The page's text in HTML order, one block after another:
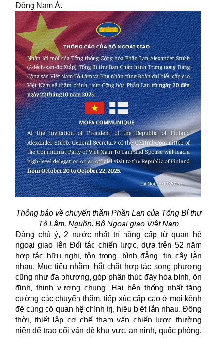
Đông Nam Á.
Thông báo về chuyến thăm Phần Lan của Tổng Bí thư
Tô Lâm. Nguồn: Bộ Ngoại giao Việt Nam
Đáng chú ý, 2 nước nhất trí nâng cấp từ quan hệ
ngoại giao lên Đối tác chiến lược, dựa trên 52 năm
hợp tác hữu nghị, tôn trọng, bình đẳng, tin cậy lẫn
nhau. Mục tiêu nhằm thắt chặt hợp tác song phương
cũng như đa phương, góp phần thúc đẩy hòa bình, ổn
định, thịnh vượng chung. Hai bên thống nhất tăng
cường các chuyến thăm, tiếp xúc cấp cao ở mọi kênh
để củng cố quan hệ chính trị, hiểu biết lẫn nhau. Đồng
thời, thiết lập cơ chế tham vấn chiến lược thường
niên để trao đổi vấn đề khu vực, an ninh, quốc phòng.